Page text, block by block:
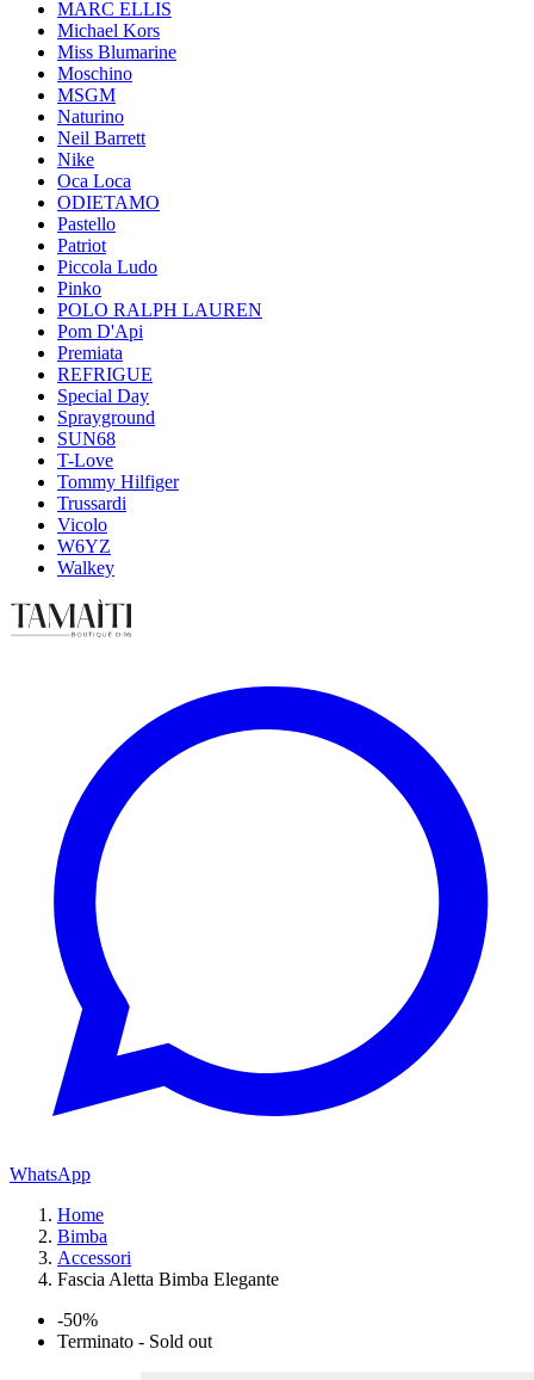
MARC ELLIS
Michael Kors
Miss Blumarine
Moschino
MSGM
Naturino
Neil Barrett
Nike
Oca Loca
ODIETAMO
Pastello
Patriot
Piccola Ludo
Pinko
POLO RALPH LAUREN
Pom D'Api
Premiata
REFRIGUE
Special Day
Sprayground
SUN68
T-Love
Tommy Hilfiger
Trussardi
Vicolo
W6YZ
Walkey
WhatsApp
Home
Bimba
Accessori
Fascia Aletta Bimba Elegante
-50%
Terminato - Sold out